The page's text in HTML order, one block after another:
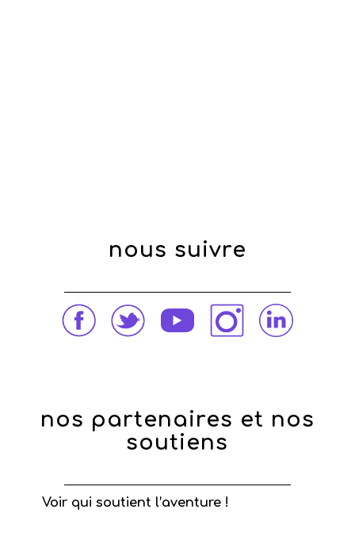
nous suivre
nos partenaires et nos
soutiens
Voir qui soutient l’aventure !